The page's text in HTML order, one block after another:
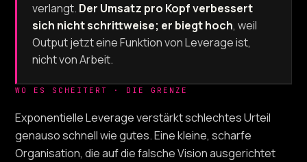
verlangt. Der Umsatz pro Kopf verbessert
sich nicht schrittweise; er biegt hoch, weil
Output jetzt eine Funktion von Leverage ist,
nicht von Arbeit.
WO ES SCHEITERT · DIE GRENZE
Exponentielle Leverage verstärkt schlechtes Urteil
genauso schnell wie gutes. Eine kleine, scharfe
Organisation, die auf die falsche Vision ausgerichtet